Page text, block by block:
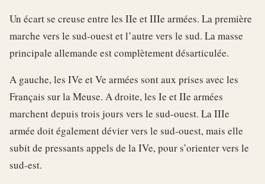
Un écart se creuse entre les IIe et IIIe armées. La première
marche vers le sud-ouest et l’autre vers le sud. La masse
principale allemande est complètement désarticulée.
A gauche, les IVe et Ve armées sont aux prises avec les
Français sur la Meuse. A droite, les Ie et IIe armées
marchent depuis trois jours vers le sud-ouest. La IIIe
armée doit également dévier vers le sud-ouest, mais elle
subit de pressants appels de la IVe, pour s’orienter vers le
sud-est.